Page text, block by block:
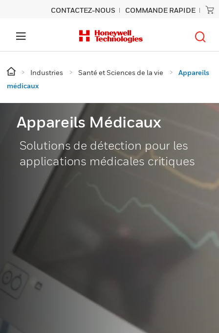
CONTACTEZ-NOUS COMMANDE RAPIDE
Industries Santé et Sciences de la vie
Appareils
médicaux
Appareils Médicaux
Solutions de détection pour les
applications médicales critiques